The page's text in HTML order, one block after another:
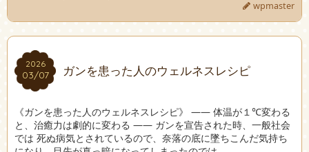
wpmaster
2026
03/07
2026
03/07 ガンを患った人のウェルネスレシピ
《ガンを患った人のウェルネスレシピ》 —— 体温が１℃変わる
と、治癒力は劇的に変わる —— ガンを宣告された時、一般社会
では 死ぬ病気とされているので、奈落の底に墜ちこんだ気持ち